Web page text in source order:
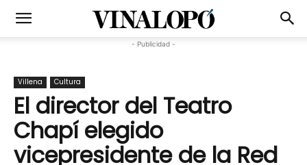
- Publicidad -
Villena Cultura
El director del Teatro
Chapí elegido
vicepresidente de la Red